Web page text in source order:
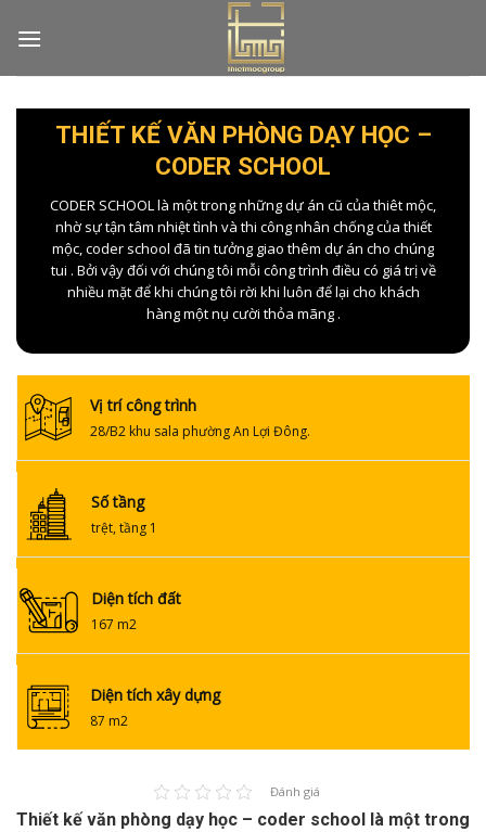
THIẾT KẾ VĂN PHÒNG DẠY HỌC –
CODER SCHOOL
CODER SCHOOL là một trong những dự án cũ của thiêt mộc,
nhờ sự tận tâm nhiệt tình và thi công nhân chống của thiết
mộc, coder school đã tin tưởng giao thêm dự án cho chúng
tui . Bởi vậy đối với chúng tôi mỗi công trình điều có giá trị về
nhiều mặt để khi chúng tôi rời khi luôn để lại cho khách
hàng một nụ cười thỏa mãng .
Vị trí công trình
28/B2 khu sala phường An Lợi Đông.
Số tầng
trệt, tầng 1
Diện tích đất
167 m2
Diện tích xây dựng
87 m2
Đánh giá
Thiết kế văn phòng dạy học – coder school là một trong